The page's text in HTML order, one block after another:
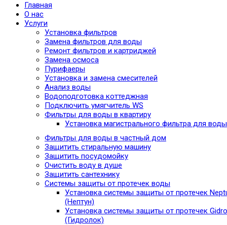
Главная
О нас
Услуги
Установка фильтров
Замена фильтров для воды
Ремонт фильтров и картриджей
Замена осмоса
Пурифаеры
Установка и замена смесителей
Анализ воды
Водоподготовка коттеджная
Подключить умягчитель WS
Фильтры для воды в квартиру
Установка магистрального фильтра для воды
Фильтры для воды в частный дом
Защитить стиральную машину
Защитить посудомойку
Очистить воду в душе
Защитить сантехнику
Системы защиты от протечек воды
Установка системы защиты от протечек
(Нептун)
Установка системы защиты от протечек
(Гидролок)